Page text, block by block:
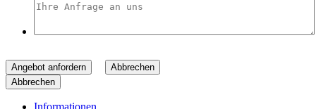
Angebot anfordern
Abbrechen
Abbrechen
Informationen